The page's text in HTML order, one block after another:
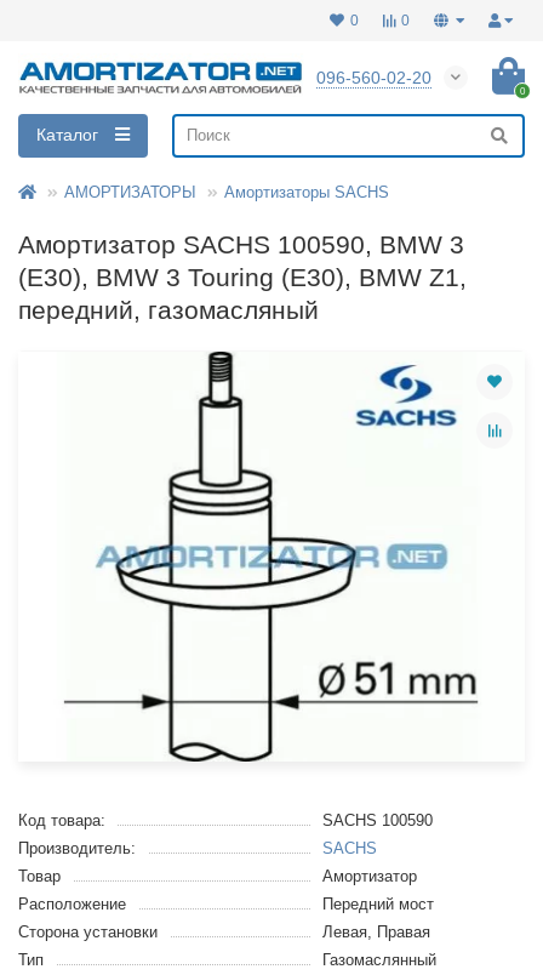
0
0
096-560-02-20
0
Каталог
АМОРТИЗАТОРЫ Амортизаторы SACHS
Амортизатор SACHS 100590, BMW 3
(E30), BMW 3 Touring (E30), BMW Z1,
передний, газомасляный
Код товара:
SACHS 100590
Производитель:
SACHS
Товар
Амортизатор
Расположение
Передний мост
Сторона установки
Левая, Правая
Тип
Газомаслянный